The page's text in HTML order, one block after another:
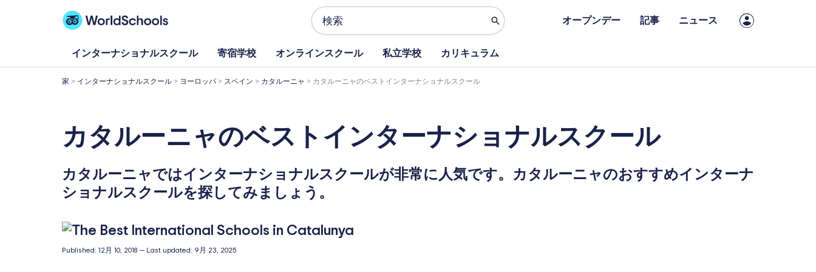
Search
for:
オープンデー 記事 ニュース
インターナショナルスクール 寄宿学校 オンラインスクール 私立学校 カリキュラム
家 > インターナショナルスクール > ヨーロッパ > スペイン > カタルーニャ > カタルーニャのベストインターナショナルスクール
カタルーニャのベストインターナショナルスクール
カタルーニャではインターナショナルスクールが非常に人気です。カタルーニャのおすすめインターナ
ショナルスクールを探してみましょう。
Published: 12月 10, 2018 — Last updated: 9月 23, 2025